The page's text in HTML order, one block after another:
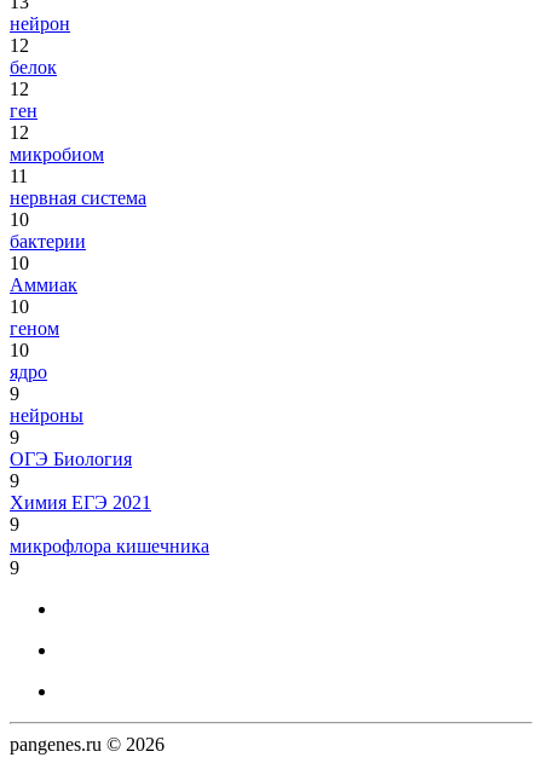
нейрон
12
белок
12
ген
12
микробиом
11
нервная система
10
бактерии
10
Аммиак
10
геном
10
ядро
9
нейроны
9
ОГЭ Биология
9
Химия ЕГЭ 2021
9
микрофлора кишечника
9
pangenes.ru © 2026